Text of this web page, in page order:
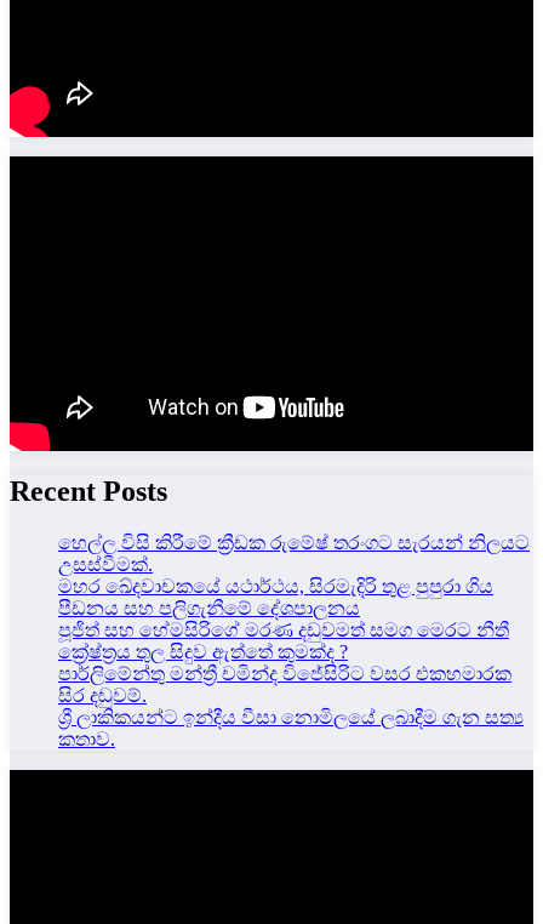
Recent Posts
හෙල්ල විසි කිරීමේ ක්‍රීඩක රුමේෂ් තරංගට සැරයන් නිලයට
උසස්වීමක්.
මහර ඛේදවාචකයේ යථාර්ථය, සිරමැදිරි තුළ පුපුරා ගිය
පීඩනය සහ පලිගැනීමේ දේශපාලනය
පූජිත් සහ හේමසිරිගේ මරණ දඩුවමත් සමග මෙරට නීතී
ක්‍රේෂ්ත්‍රය තුල සිදුව ඇත්තේ කුමක්ද ?
පාර්ලිමේන්තු මන්ත්‍රී චමින්ද විජේසිරිට වසර එකහමාරක
සිර දඬුවම්.
ශ්‍රී ලාකිකයන්ට ඉන්දීය වීසා නොමිලයේ ලබාදීම ගැන සත්‍ය
කතාව.